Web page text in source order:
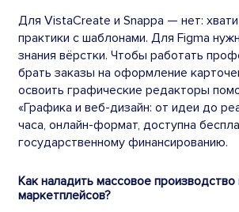
Для VistaCreate и Snappa — нет:
практики с шаблонами. Для Figma
знания вёрстки. Чтобы работать
брать заказы на оформление
освоить графические редакторы
«Графика и веб-дизайн: от идеи до
часа, онлайн-формат, доступна
государственному финансированию.
Как наладить массовое
маркетплейсов?